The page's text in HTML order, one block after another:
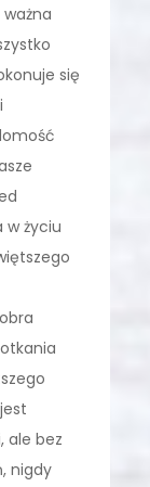
się
w życiu
ale bez
nigdy